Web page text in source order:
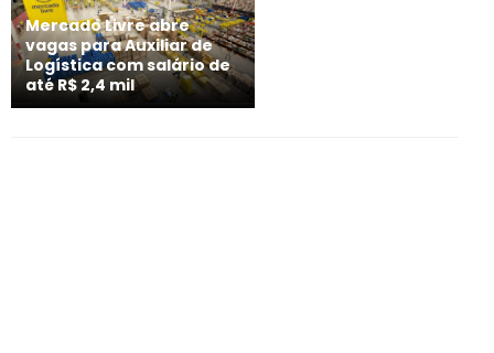
Mercado Livre abre
vagas para Auxiliar de
Logística com salário de
até R$ 2,4 mil